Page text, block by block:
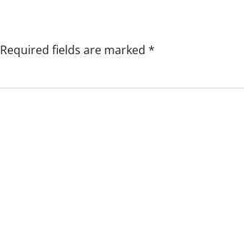
Required fields are marked *